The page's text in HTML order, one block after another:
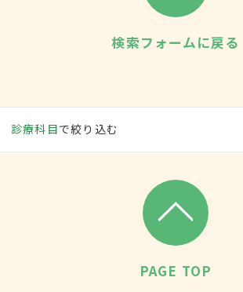
検索フォームに戻る
診療科目で絞り込む
PAGE TOP